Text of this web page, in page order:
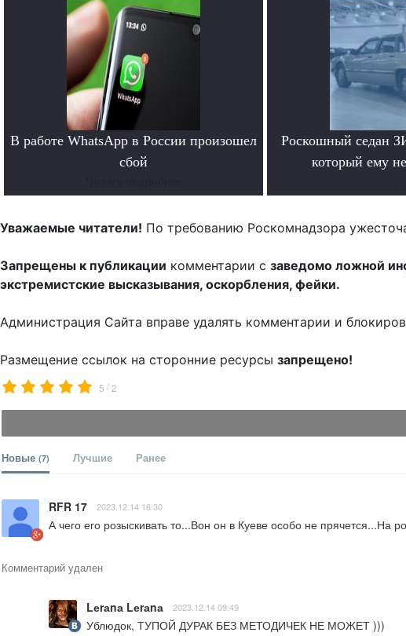
В работе WhatsApp в России произошел
сбой
Роскошный седан
который ему
Уважаемые читатели! По требованию Роскомнадзора
Запрещены к публикации комментарии с заведомо ложной
экстремистские высказывания, оскорбления, фейки.
Администрация Сайта вправе удалять комментарии и
Размещение ссылок на сторонние ресурсы запрещено!
5 /2
Новые (7) Лучшие Ранее
RFR 17 2023.12.14 16:30
А чего его розыскивать то...Вон он в Куеве особо не
Комментарий удален
Lеrаnа Lеrаnа 2023.12.14 09:49
Ублюдок, ТУПОЙ ДУРАК БЕЗ МЕТОДИЧЕК НЕ МОЖЕТ )))